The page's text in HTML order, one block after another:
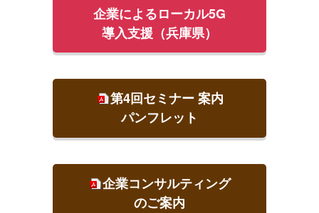
企業によるローカル5G
導入支援（兵庫県）
第4回セミナー 案内
パンフレット
企業コンサルティング
のご案内